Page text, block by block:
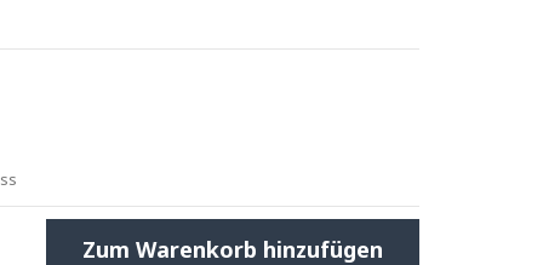
Zum Warenkorb hinzufügen